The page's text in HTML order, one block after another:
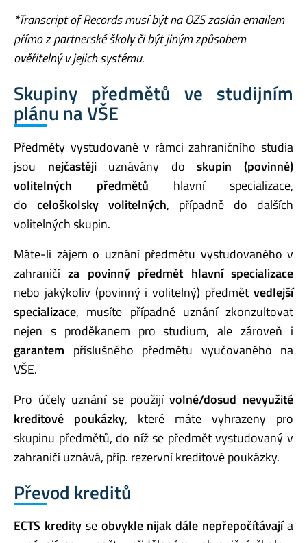
*Transcript of Records musí být na OZS zaslán emailem
přímo z partnerské školy či být jiným způsobem
ověřitelný v jejich systému.
Skupiny předmětů ve studijním
plánu na VŠE
Předměty vystudované v rámci zahraničního studia
jsou nejčastějiuznávány doskupin (povinně)
volitelných předmětů hlavní specializace,
do celoškolsky volitelných, případně do dalších
volitelných skupin.
Máte-li zájem o uznání předmětu vystudovaného v
zahraničíza povinný předmět hlavní specializace
nebo jakýkoliv (povinný i volitelný) předmět vedlejší
specializace, musíte případné uznání zkonzultovat
nejen s proděkanem pro studium, ale zároveň i
garantem příslušného předmětu vyučovaného na
VŠE.
Pro účely uznání se použijívolné/dosud nevyužité
kreditové poukázky, které máte vyhrazeny pro
skupinu předmětů, do níž se předmět vystudovaný v
zahraničí uznává, příp. rezervní kreditové poukázky.
Převod kreditů
ECTS kredityse obvykle nijak dále nepřepočítávajía